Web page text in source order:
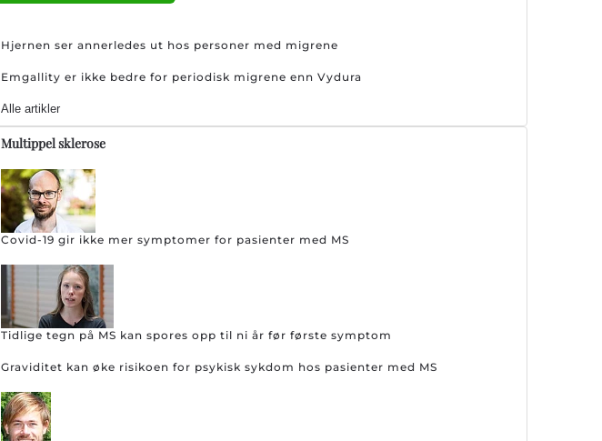
Hjernen ser annerledes ut hos personer med migrene
Emgallity er ikke bedre for periodisk migrene enn Vydura
Alle artikler
Multippel sklerose
Covid-19 gir ikke mer symptomer for pasienter med MS
Tidlige tegn på MS kan spores opp til ni år før første symptom
Graviditet kan øke risikoen for psykisk sykdom hos pasienter med MS